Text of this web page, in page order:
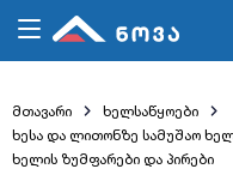
მთავარი
ხელსაწყოები
ხესა და ლითონზე სამუშაო
ხელის ზუმფარები და პირები